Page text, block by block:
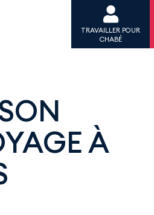
TRAVAILLER POUR
CHABÉ
À